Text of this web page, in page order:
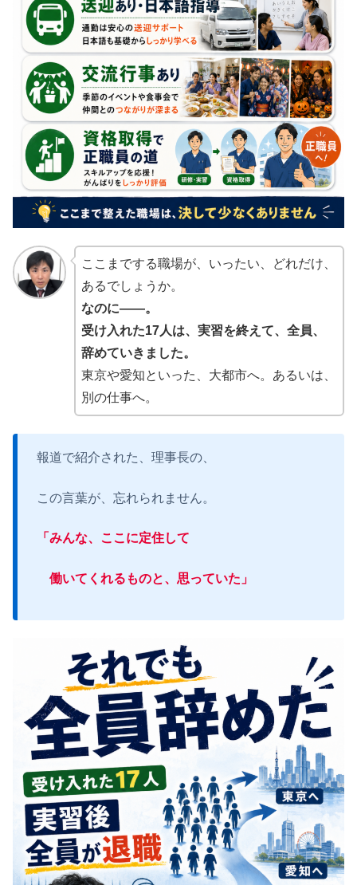
ここまでする職場が、いったい、どれだけ、
あるでしょうか。
なのに――。
受け入れた17人は、実習を終えて、全員、
辞めていきました。
東京や愛知といった、大都市へ。あるいは、
別の仕事へ。
報道で紹介された、理事長の、
この言葉が、忘れられません。
「みんな、ここに定住して
働いてくれるものと、思っていた」